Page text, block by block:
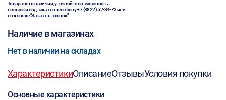
Товара нет в наличии, уточняйте возможность
поставки под заказ по телефону+7 (3822) 52-34-73или
по кнопке "Заказать звонок"
Наличие в магазинах
Нет в наличии на складах
ХарактеристикиОписаниеОтзывыУсловия покупки
Основные характеристики